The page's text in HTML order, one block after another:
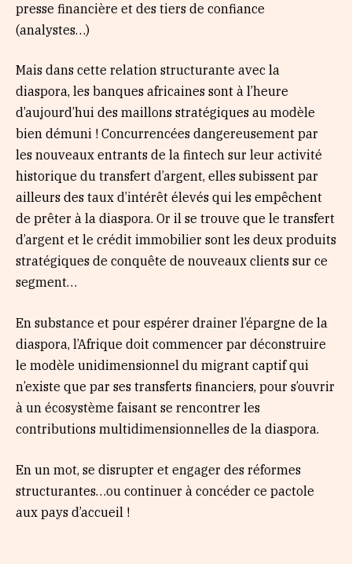
presse financière et des tiers de confiance
(analystes…)
Mais dans cette relation structurante avec la
diaspora, les banques africaines sont à l’heure
d’aujourd’hui des maillons stratégiques au modèle
bien démuni ! Concurrencées dangereusement par
les nouveaux entrants de la fintech sur leur activité
historique du transfert d’argent, elles subissent par
ailleurs des taux d’intérêt élevés qui les empêchent
de prêter à la diaspora. Or il se trouve que le transfert
d’argent et le crédit immobilier sont les deux produits
stratégiques de conquête de nouveaux clients sur ce
segment…
En substance et pour espérer drainer l’épargne de la
diaspora, l’Afrique doit commencer par déconstruire
le modèle unidimensionnel du migrant captif qui
n’existe que par ses transferts financiers, pour s’ouvrir
à un écosystème faisant se rencontrer les
contributions multidimensionnelles de la diaspora.
En un mot, se disrupter et engager des réformes
structurantes…ou continuer à concéder ce pactole
aux pays d’accueil !